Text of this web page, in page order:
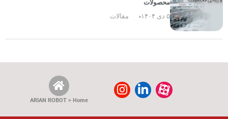
محصولات
۵ دی ۱۴۰۴
مقالات
ARIAN ROBOT > Home